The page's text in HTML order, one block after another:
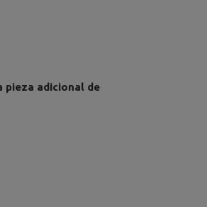
pieza adicional de